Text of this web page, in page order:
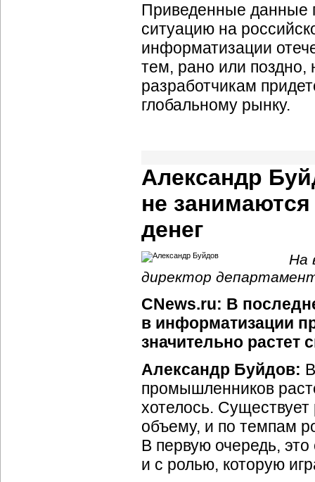
Приведенные данные
ситуацию на
информатизации
тем, рано или
разработчикам
глобальному рынку.
Александр
не
денег
На
директор
CNews.ru: В
в информатизации
значительно
Александр Буйдов:
промышленников
хотелось.
объему, и по темпам
В первую очередь,
и с ролью, которую